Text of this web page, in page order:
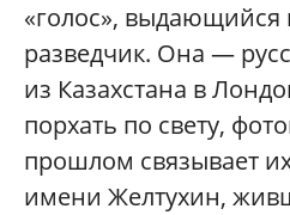
«голос», выдающийся
разведчик. Она —
из Казахстана в
порхать по свету,
прошлом связывает
имени Желтухин,